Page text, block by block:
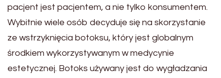
pacjent jest pacjentem, a nie tylko konsumentem.
Wybitnie wiele osób decyduje się na skorzystanie
ze wstrzyknięcia botoksu, który jest globalnym
środkiem wykorzystywanym w medycynie
estetycznej. Botoks używany jest do wygładzania